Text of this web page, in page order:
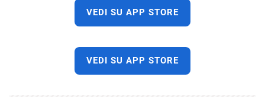
VEDI SU APP STORE
VEDI SU APP STORE